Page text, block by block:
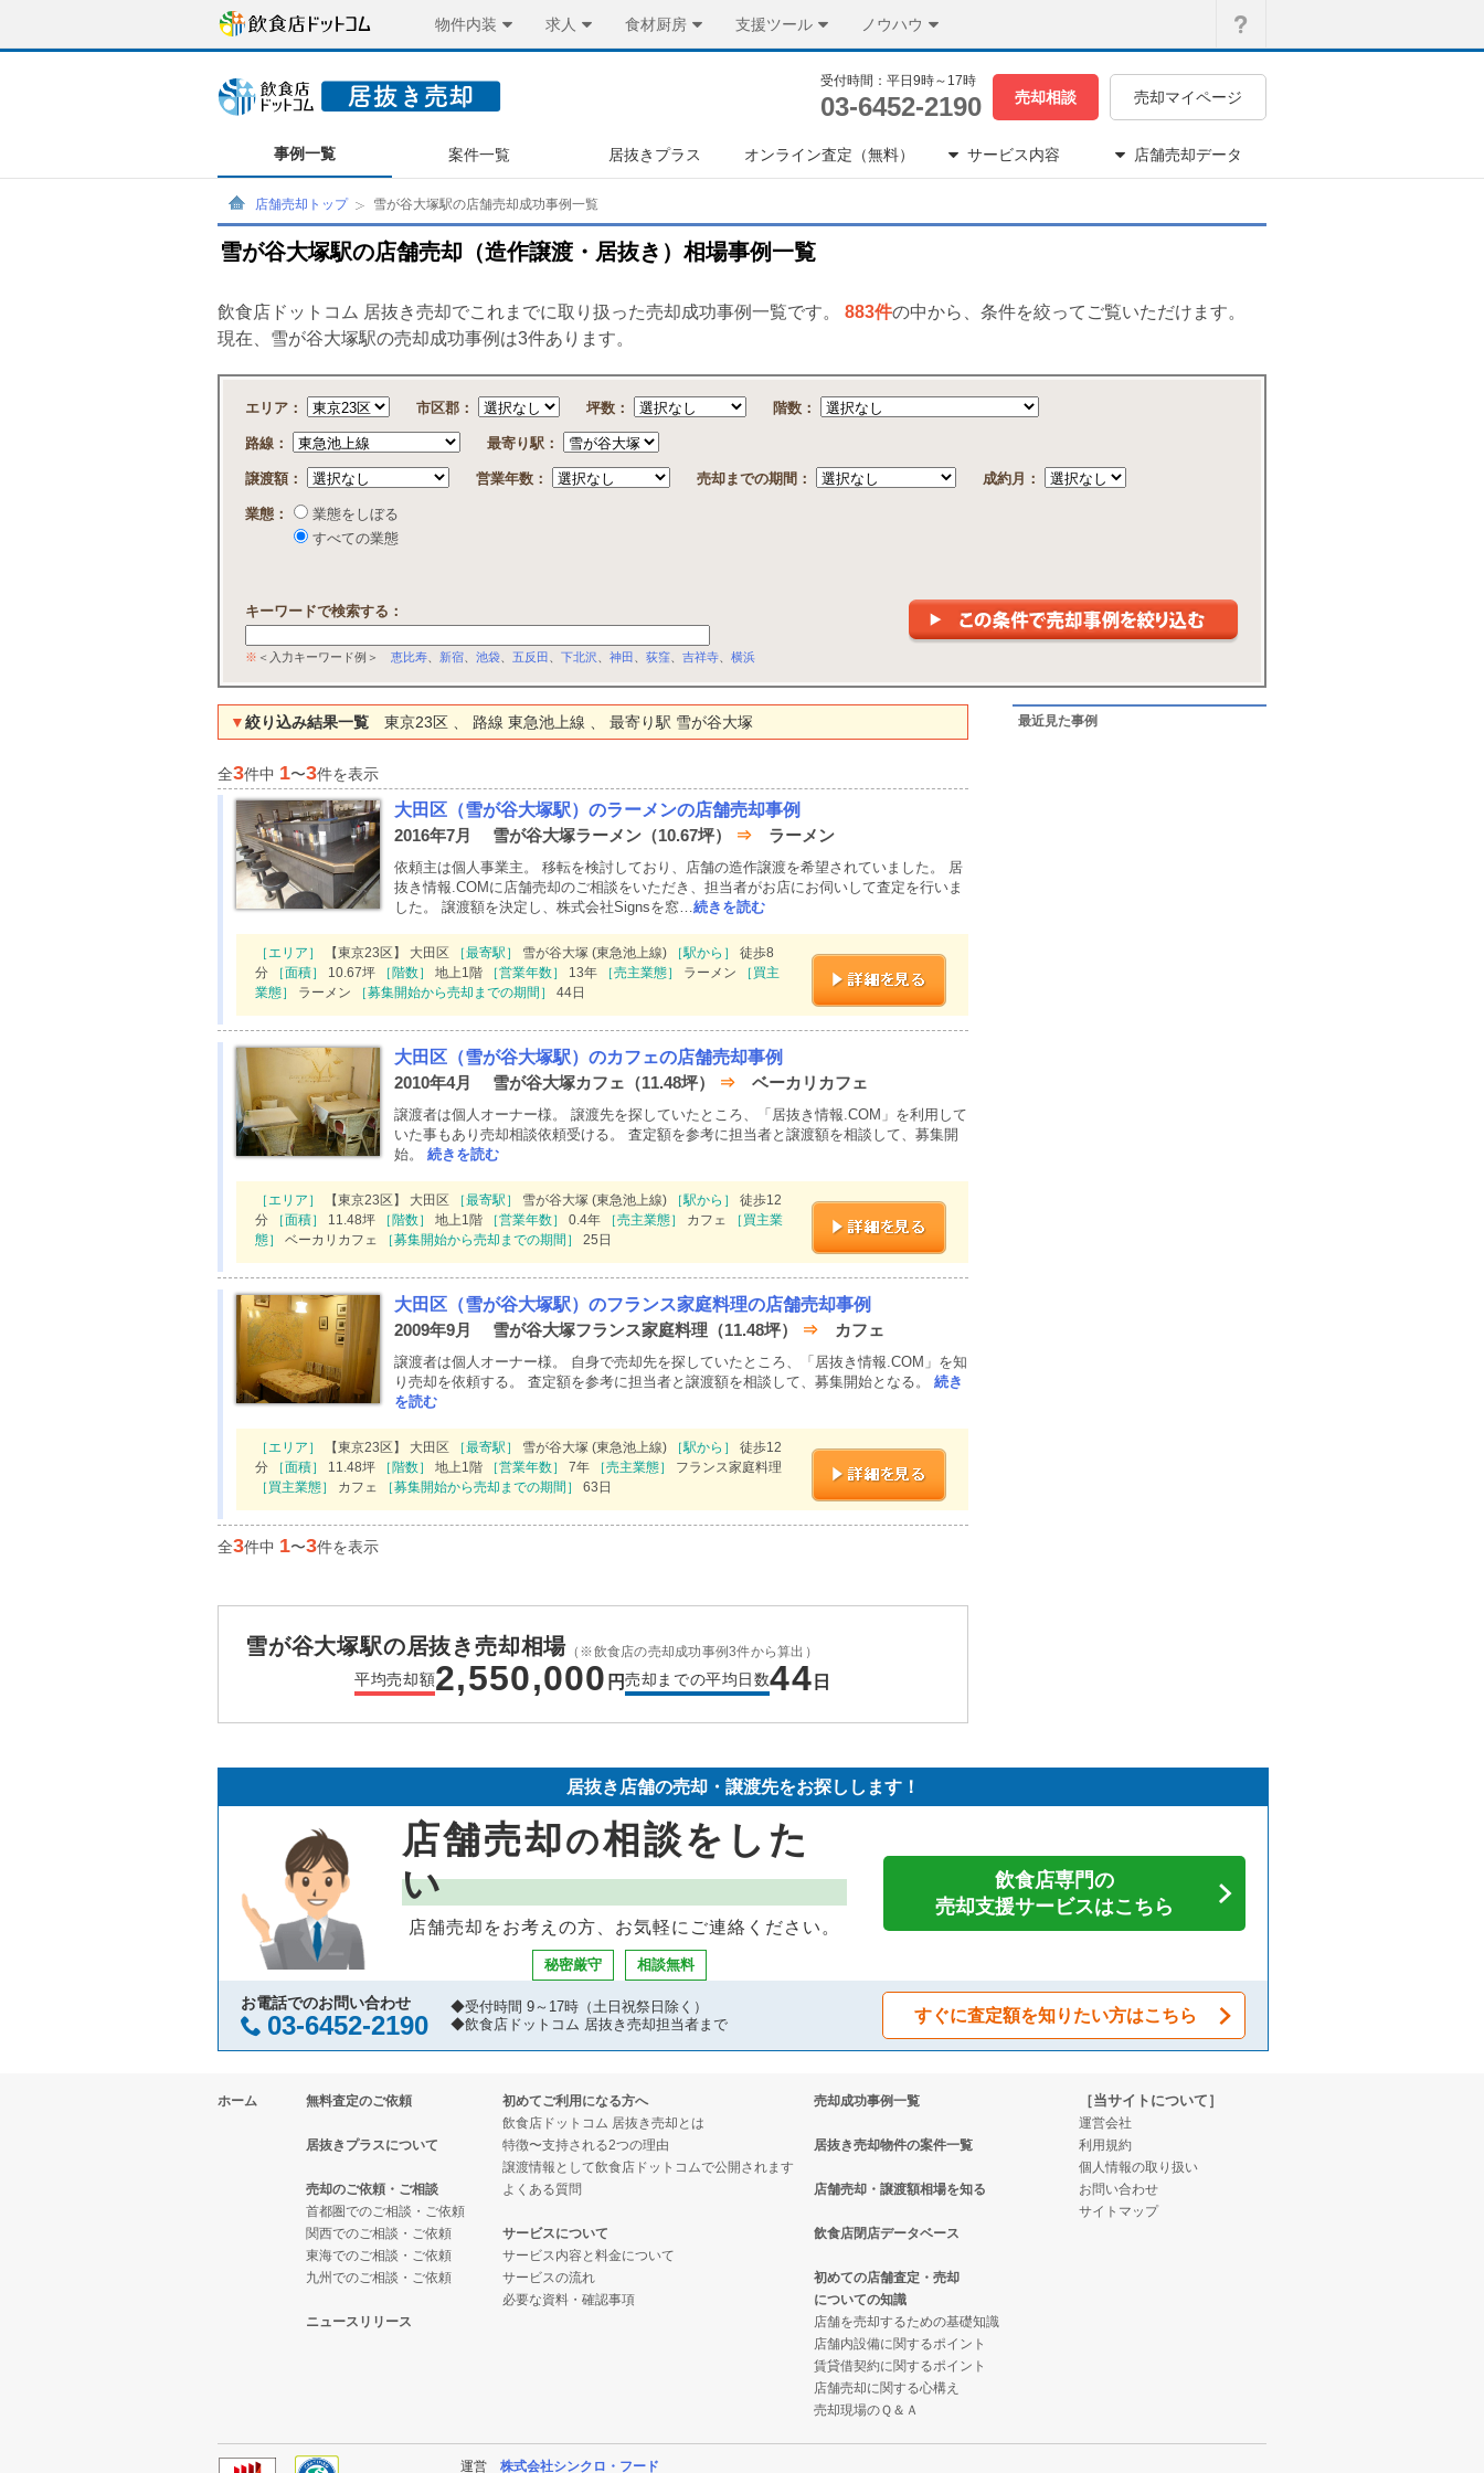
物件内装 求人 食材厨房 支援ツール ノウハウ
受付時間：平日9時～17時
03-6452-2190 売却相談 売却マイページ
事例一覧 案件一覧 居抜きプラス オンライン査定（無料） サービス内容 店舗売却データ
店舗売却トップ 雪が谷大塚駅の店舗売却成功事例一覧
雪が谷大塚駅の店舗売却（造作譲渡・居抜き）相場事例一覧
飲食店ドットコム 居抜き売却でこれまでに取り扱った売却成功事例一覧です。 883件の中から、条件を絞ってご覧いただけます。
現在、雪が谷大塚駅の売却成功事例は3件あります。
エリア： 市区郡： 坪数： 階数：
路線： 最寄り駅：
譲渡額： 営業年数： 売却までの期間： 成約月：
業態：
業態をしぼる
すべての業態
キーワードで検索する：
※ ＜入力キーワード例＞ 恵比寿 新宿 池袋 五反田 下北沢 神田 荻窪 吉祥寺 横浜
▼絞り込み結果一覧 東京23区 、 路線 東急池上線 、 最寄り駅 雪が谷大塚
全3件中 1〜3件を表示
大田区（雪が谷大塚駅）のラーメンの店舗売却事例
2016年7月 雪が谷大塚ラーメン（10.67坪）
⇒ ラーメン
依頼主は個人事業主。 移転を検討しており、店舗の造作譲渡を希望されていました。 居
抜き情報.COMに店舗売却のご相談をいただき、担当者がお店にお伺いして査定を行いま
した。 譲渡額を決定し、株式会社Signsを窓…続きを読む
［エリア］ 【東京23区】 大田区 ［最寄駅］ 雪が谷大塚 (東急池上線) ［駅から］
徒歩8
分
［面積］ 10.67坪 ［階数］ 地上1階 ［営業年数］ 13年 ［売主業態］ ラーメン
［買主
業態］
ラーメン ［募集開始から売却までの期間］ 44日
大田区（雪が谷大塚駅）のカフェの店舗売却事例
2010年4月 雪が谷大塚カフェ（11.48坪）
⇒ ベーカリカフェ
譲渡者は個人オーナー様。 譲渡先を探していたところ、「居抜き情報.COM」を利用して
いた事もあり売却相談依頼受ける。 査定額を参考に担当者と譲渡額を相談して、募集開
始。 続きを読む
［エリア］ 【東京23区】 大田区 ［最寄駅］ 雪が谷大塚 (東急池上線) ［駅から］
徒歩12
分
［面積］ 11.48坪 ［階数］ 地上1階 ［営業年数］ 0.4年 ［売主業態］ カフェ
［買主業
態］
ベーカリカフェ ［募集開始から売却までの期間］ 25日
大田区（雪が谷大塚駅）のフランス家庭料理の店舗売却事例
2009年9月 雪が谷大塚フランス家庭料理（11.48坪）
⇒ カフェ
譲渡者は個人オーナー様。 自身で売却先を探していたところ、「居抜き情報.COM」を知
り売却を依頼する。 査定額を参考に担当者と譲渡額を相談して、募集開始となる。 続き
を読む
［エリア］ 【東京23区】 大田区 ［最寄駅］ 雪が谷大塚 (東急池上線) ［駅から］
徒歩12
分
［面積］ 11.48坪 ［階数］ 地上1階 ［営業年数］ 7年 ［売主業態］
フランス家庭料理
［買主業態］
カフェ ［募集開始から売却までの期間］ 63日
全3件中 1〜3件を表示
最近見た事例
雪が谷大塚駅の居抜き売却相場 （※飲食店の売却成功事例3件から算出）
平均売却額2,550,000 円売却までの平均日数44 日
居抜き店舗の売却・譲渡先をお探しします！
店舗売却の相談をした
い
店舗売却をお考えの方、お気軽にご連絡ください。
秘密厳守 相談無料
飲食店専門の
売却支援サービスはこちら
お電話でのお問い合わせ
03-6452-2190
◆受付時間 9～17時（土日祝祭日除く）
◆飲食店ドットコム 居抜き売却担当者まで
すぐに査定額を知りたい方はこちら
ホーム 無料査定のご依頼
居抜きプラスについて
売却のご依頼・ご相談
首都圏でのご相談・ご依頼
関西でのご相談・ご依頼
東海でのご相談・ご依頼
九州でのご相談・ご依頼
ニュースリリース
初めてご利用になる方へ
飲食店ドットコム 居抜き売却とは
特徴〜支持される2つの理由
譲渡情報として飲食店ドットコムで公開されます
よくある質問
サービスについて
サービス内容と料金について
サービスの流れ
必要な資料・確認事項
売却成功事例一覧
居抜き売却物件の案件一覧
店舗売却・譲渡額相場を知る
飲食店閉店データベース
初めての店舗査定・売却
についての知識
店舗を売却するための基礎知識
店舗内設備に関するポイント
賃貸借契約に関するポイント
店舗売却に関する心構え
売却現場のＱ＆Ａ
［当サイトについて］
運営会社
利用規約
個人情報の取り扱い
お問い合わせ
サイトマップ
運営 株式会社シンクロ・フード